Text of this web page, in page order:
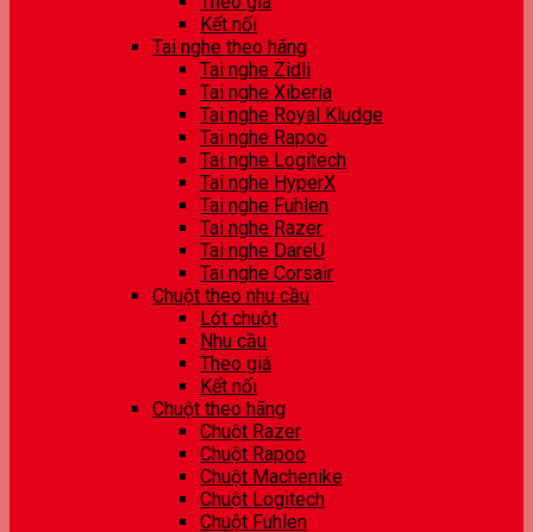
Kết nối
Tai nghe theo hãng
Tai nghe Zidli
Tai nghe Xiberia
Tai nghe Royal Kludge
Tai nghe Rapoo
Tai nghe Logitech
Tai nghe HyperX
Tai nghe Fuhlen
Tai nghe Razer
Tai nghe DareU
Tai nghe Corsair
Chuột theo nhu cầu
Lót chuột
Nhu cầu
Theo giá
Kết nối
Chuột theo hãng
Chuột Razer
Chuột Rapoo
Chuột Machenike
Chuột Logitech
Chuột Fuhlen